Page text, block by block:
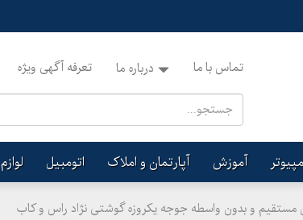
تماس با ما درباره ما تعرفه آگهی ویژه
آموزش آپارتمان و املاک اتومبیل لوازم
مستقیم و بدون واسطه جوجه یکروزه گوشتی نژاد راس و کاب